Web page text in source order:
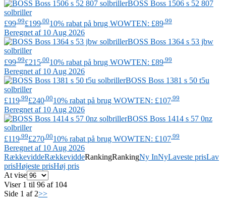
BOSS Boss 1506 s 52 807
solbriller
£99.99£199.0010% rabat på brug WOWTEN: £89.99
Beregnet af 10 Aug 2026
BOSS Boss 1364 s 53 jbw
solbriller
£99 .99£215 .0010% rabat på brug WOWTEN: £89 .99
Beregnet af 10 Aug 2026
BOSS Boss 1381 s 50 t5u
solbriller
£119 .99£240 .0010% rabat på brug WOWTEN: £107 .99
Beregnet af 10 Aug 2026
BOSS Boss 1414 s 57 0nz
solbriller
£119.99£270.0010% rabat på brug WOWTEN: £107.99
Beregnet af 10 Aug 2026
RækkeviddeRækkeviddeRankingRankingNy InNyLaveste prisLav
prisHøjeste prisHøj pris
At vise
Viser 1 til 96 af 104
Side 1 af 2>>